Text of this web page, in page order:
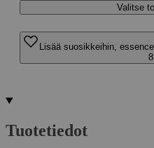
Valitse
Lisää suosikkeihin,
Tuotetiedot